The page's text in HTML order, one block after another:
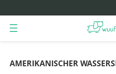
AMERIKANISCHER